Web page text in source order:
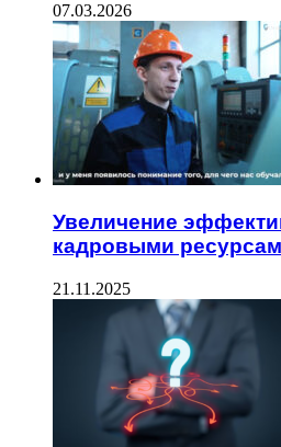
07.03.2026
Увеличение
кадровыми
21.11.2025